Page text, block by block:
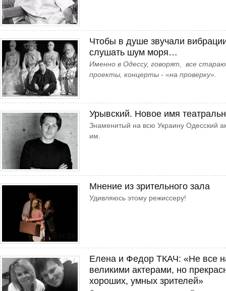
Чтобы в душе звучали
слушать шум моря…
Именно в Одессу, говорят, все
проекты, концерты - «на проверку».
Урывский. Новое имя
Знаменитый на всю Украину Одесский
им.
Мнение из зрительного зала
Удивляюсь этому режиссеру!
Елена и Федор ТКАЧ: «Не все
великими актерами, но
хороших, умных зрителей»